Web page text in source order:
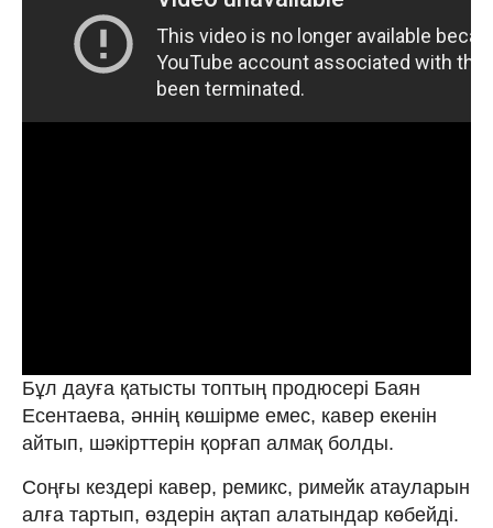
Бұл дауға қатысты топтың продюсері Баян
Есентаева, әннің көшірме емес, кавер екенін
айтып, шәкірттерін қорғап алмақ болды.
Соңғы кездері кавер, ремикс, римейк атауларын
алға тартып, өздерін ақтап алатындар көбейді.